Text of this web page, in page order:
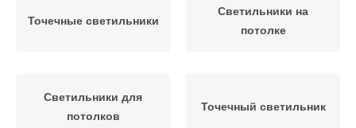
Точечные светильники
Светильники на
потолке
Светильники для
потолков
Точечный светильник